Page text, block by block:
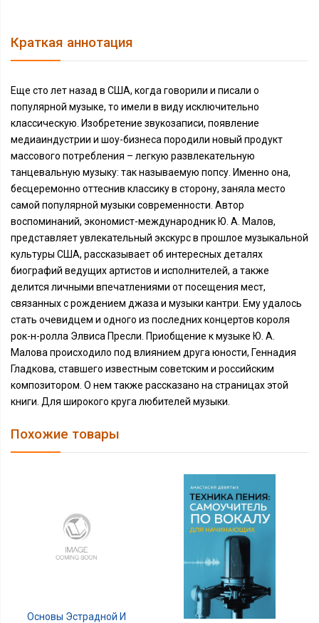
Краткая аннотация
Еще сто лет назад в США, когда говорили и писали о
популярной музыке, то имели в виду исключительно
классическую. Изобретение звукозаписи, появление
медиаиндустрии и шоу-бизнеса породили новый продукт
массового потребления – легкую развлекательную
танцевальную музыку: так называемую попсу. Именно она,
бесцеремонно оттеснив классику в сторону, заняла место
самой популярной музыки современности. Автор
воспоминаний, экономист-международник Ю. А. Малов,
представляет увлекательный экскурс в прошлое музыкальной
культуры США, рассказывает об интересных деталях
биографий ведущих артистов и исполнителей, а также
делится личными впечатлениями от посещения мест,
связанных с рождением джаза и музыки кантри. Ему удалось
стать очевидцем и одного из последних концертов короля
рок-н-ролла Элвиса Пресли. Приобщение к музыке Ю. А.
Малова происходило под влиянием друга юности, Геннадия
Гладкова, ставшего известным советским и российским
композитором. О нем также рассказано на страницах этой
книги. Для широкого круга любителей музыки.
Похожие товары
Основы Эстрадной И